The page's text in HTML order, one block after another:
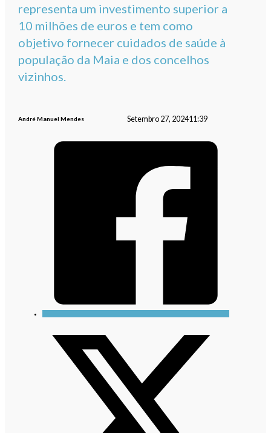
representa um investimento superior a
10 milhões de euros e tem como
objetivo fornecer cuidados de saúde à
população da Maia e dos concelhos
vizinhos.
André Manuel Mendes Setembro 27, 202411:39